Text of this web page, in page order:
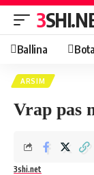
Ballina
ARSIM
Vrap pas
3shi.net